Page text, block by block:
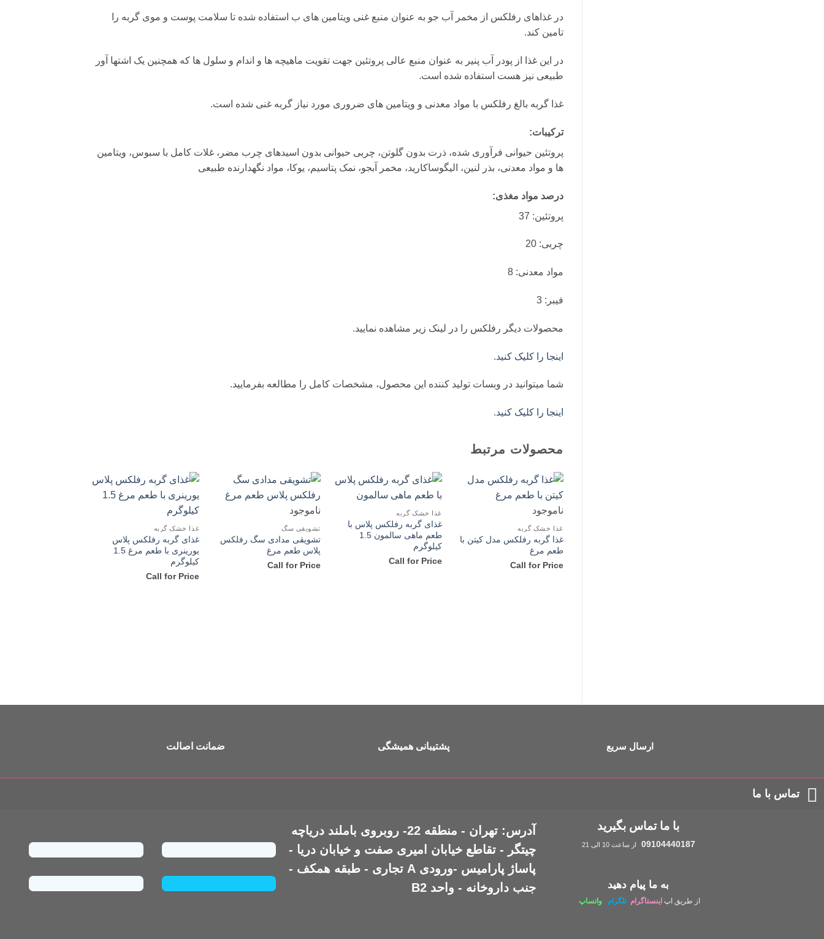
در غذاهای رفلکس از مخمر آب جو به عنوان منبع غنی ویتامین های ب استفاده شده تا سلامت پوست و موی گربه را
تامین کند.
در این غذا از پودر آب پنیر به عنوان منبع عالی پروتئین جهت تقویت ماهیچه ها و اندام و سلول ها که همچنین یک اشتها آور
طبیعی نیز هست استفاده شده است.
غذا گربه بالغ رفلکس با مواد معدنی و ویتامین های ضروری مورد نیاز گربه غنی شده است.
ترکیبات:
پروتئین حیوانی فرآوری شده، ذرت بدون گلوتن، چربی حیوانی بدون اسیدهای چرب مضر، غلات کامل با سبوس، ویتامین
ها و مواد معدنی، بذر لنین، الیگوساکارید، مخمر آبجو، نمک پتاسیم، یوکا، مواد نگهدارنده طبیعی
درصد مواد مغذی:
پروتئین: 37
چربی: 20
مواد معدنی: 8
فیبر: 3
محصولات دیگر رفلکس را در لینک زیر مشاهده نمایید.
اینجا را کلیک کنید.
شما میتوانید در وبسات تولید کننده این محصول، مشخصات کامل را مطالعه بفرمایید.
اینجا را کلیک کنید.
محصولات مرتبط
ناموجود
غذا خشک گربه
غذا گربه رفلکس مدل کیتن با
طعم مرغ
Call for Price
غذا خشک گربه
غذای گربه رفلکس پلاس با
طعم ماهی سالمون 1.5
کیلوگرم
Call for Price
ناموجود
تشویقی سگ
تشویقی مدادی سگ رفلکس
پلاس طعم مرغ
Call for Price
غذا خشک گربه
غذای گربه رفلکس پلاس
یورینری با طعم مرغ 1.5
کیلوگرم
Call for Price
ارسال سریع پشتیبانی همیشگی ضمانت اصالت
تماس با ما
با ما تماس بگیرید
09104440187 از ساعت 10 الی 21
به ما پیام دهید
از طریق اپ اینستاگرام تلگرام واتساپ
آدرس: تهران - منطقه 22- روبروی باملند دریاچه
چیتگر - تقاطع خیابان امیری صفت و خیابان دریا -
پاساژ پارامیس -ورودی A تجاری - طبقه همکف -
جنب داروخانه - واحد B2